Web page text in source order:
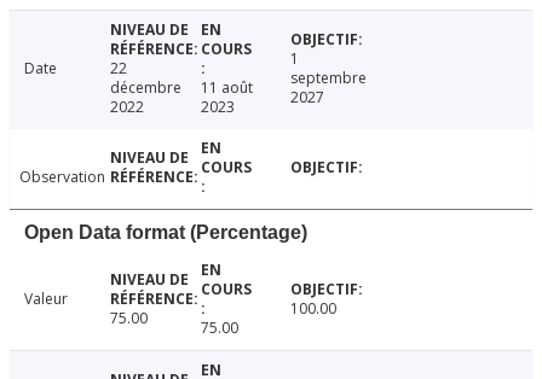
Date
22
décembre
2022
11 août
2023
1
septembre
2027
Observation
Open Data format (Percentage)
Valeur
75.00
75.00
100.00